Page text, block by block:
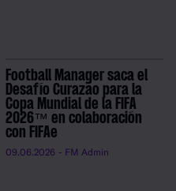
Football Manager saca el
Desafío Curazao para la
Copa Mundial de la FIFA
2026™ en colaboración
con FIFAe
09.06.2026 - FM Admin